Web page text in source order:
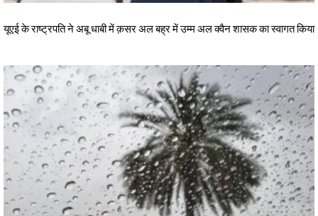
यूएई के राष्ट्रपति ने अबू धाबी में क़सर अल बह्र में उम्म अल क्वैन शासक का स्वागत किया